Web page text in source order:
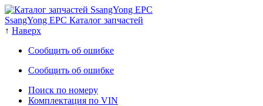
SsangYong EPC Каталог запчастей
↑ Наверх
Сообщить об ошибке
Сообщить об ошибке
Поиск по номеру
Комплектация по VIN